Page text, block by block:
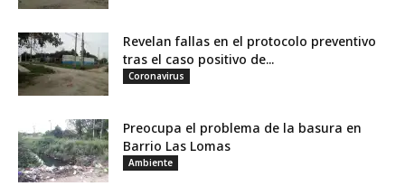
Revelan fallas en el protocolo preventivo
tras el caso positivo de...
Coronavirus
Preocupa el problema de la basura en
Barrio Las Lomas
Ambiente